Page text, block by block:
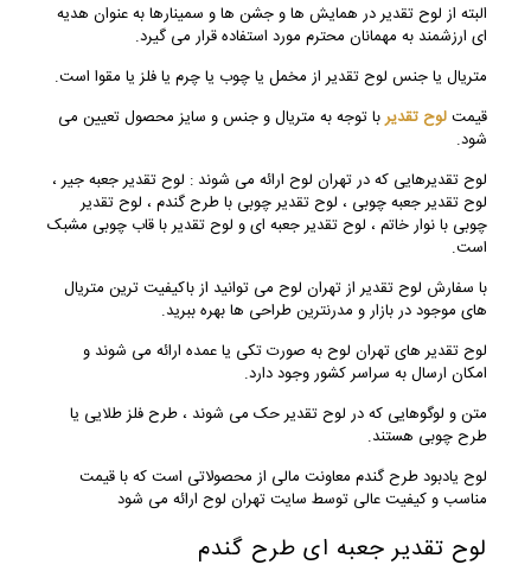
البته از لوح تقدیر در همایش ها و جشن ها و سمینارها به عنوان هدیه
ای ارزشمند به مهمانان محترم مورد استفاده قرار می گیرد.
متریال یا جنس لوح تقدیر از مخمل یا چوب یا چرم یا فلز یا مقوا است.
قیمتلوح تقدیربا توجه به متریال و جنس و سایز محصول تعیین می
شود.
لوح تقدیرهایی که در تهران لوح ارائه می شوند : لوح تقدیر جعبه جیر ،
لوح تقدیر جعبه چوبی ، لوح تقدیر چوبی با طرح گندم ، لوح تقدیر
چوبی با نوار خاتم ، لوح تقدیر جعبه ای و لوح تقدیر با قاب چوبی مشبک
است.
با سفارش لوح تقدیر از تهران لوح می توانید از باکیفیت ترین متریال
های موجود در بازار و مدرنترین طراحی ها بهره ببرید.
لوح تقدیر های تهران لوح به صورت تکی یا عمده ارائه می شوند و
امکان ارسال به سراسر کشور وجود دارد.
متن و لوگوهایی که در لوح تقدیر حک می شوند ، طرح فلز طلایی یا
طرح چوبی هستند.
لوح یادبود طرح گندم معاونت مالی از محصولاتی است که با قیمت
مناسب و کیفیت عالی توسط سایت تهران لوح ارائه می شود
لوح تقدیر جعبه ای طرح گندم